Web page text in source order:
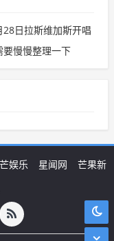
日拉斯维加斯开唱
慢慢整理一下
娱乐 星闻网
芒果新